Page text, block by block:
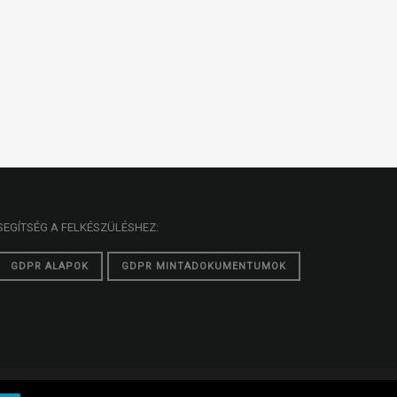
A FELKÉSZÜLÉSHEZ:
GDPR ALAPOK GDPR MINTADOKUMENTUMOK